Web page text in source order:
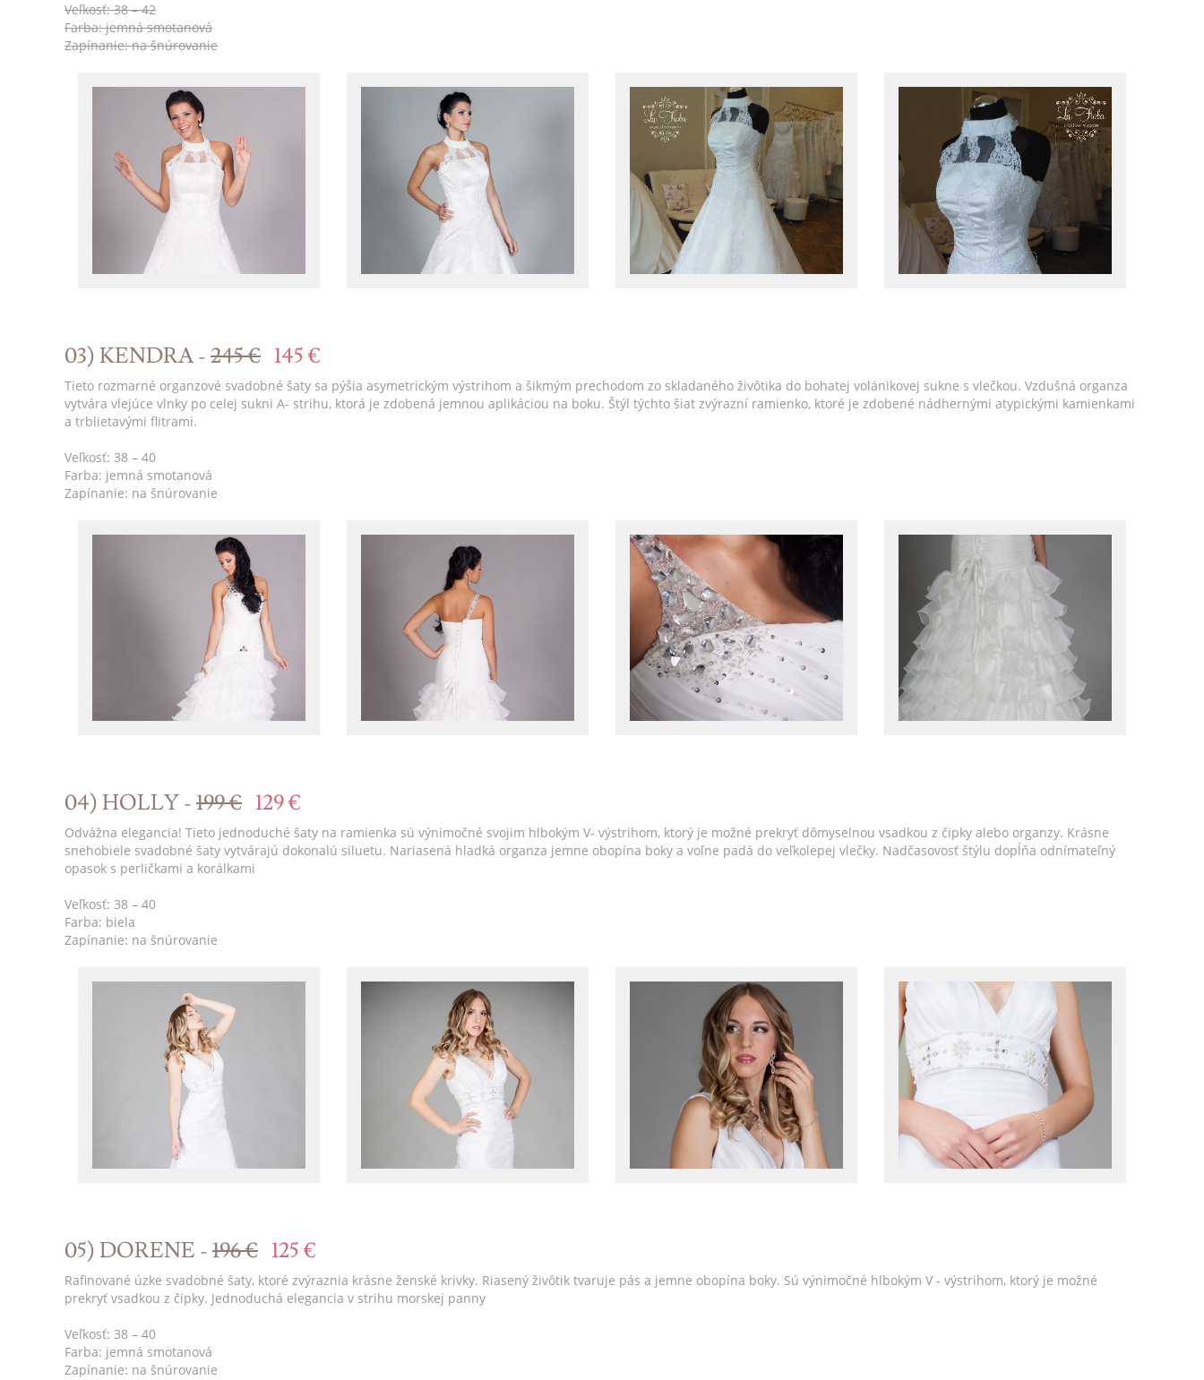
Veľkosť: 38 – 42
Farba: jemná smotanová
Zapínanie: na šnúrovanie
03) KENDRA -245 € 145 €
Tieto rozmarné organzové svadobné šaty sa pýšia asymetrickým výstrihom a šikmým prechodom zo skladaného živôtika do bohatej volánikovej sukne s vlečkou. Vzdušná organza
vytvára vlejúce vlnky po celej sukni A- strihu, ktorá je zdobená jemnou aplikáciou na boku. Štýl týchto šiat zvýrazní ramienko, ktoré je zdobené nádhernými atypickými kamienkami
a trblietavými flitrami.
Veľkosť: 38 – 40
Farba: jemná smotanová
Zapínanie: na šnúrovanie
04) HOLLY -199 € 129 €
Odvážna elegancia! Tieto jednoduché šaty na ramienka sú výnimočné svojim hlbokým V- výstrihom, ktorý je možné prekryť dômyselnou vsadkou z čipky alebo organzy. Krásne
snehobiele svadobné šaty vytvárajú dokonalú siluetu. Nariasená hladká organza jemne obopína boky a voľne padá do veľkolepej vlečky. Nadčasovosť štýlu dopĺňa odnímateľný
opasok s perličkami a korálkami
Veľkosť: 38 – 40
Farba: biela
Zapínanie: na šnúrovanie
05) DORENE -196 € 125 €
Rafinované úzke svadobné šaty, ktoré zvýraznia krásne ženské krivky. Riasený živôtik tvaruje pás a jemne obopína boky. Sú výnimočné hlbokým V - výstrihom, ktorý je možné
prekryť vsadkou z čipky. Jednoduchá elegancia v strihu morskej panny
Veľkosť: 38 – 40
Farba: jemná smotanová
Zapínanie: na šnúrovanie